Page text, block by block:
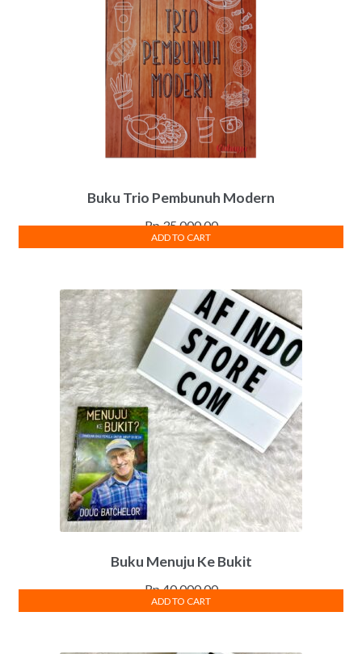
Buku Trio Pembunuh Modern
Rp35,000.00
ADD TO CART
Buku Menuju Ke Bukit
Rp40,000.00
ADD TO CART